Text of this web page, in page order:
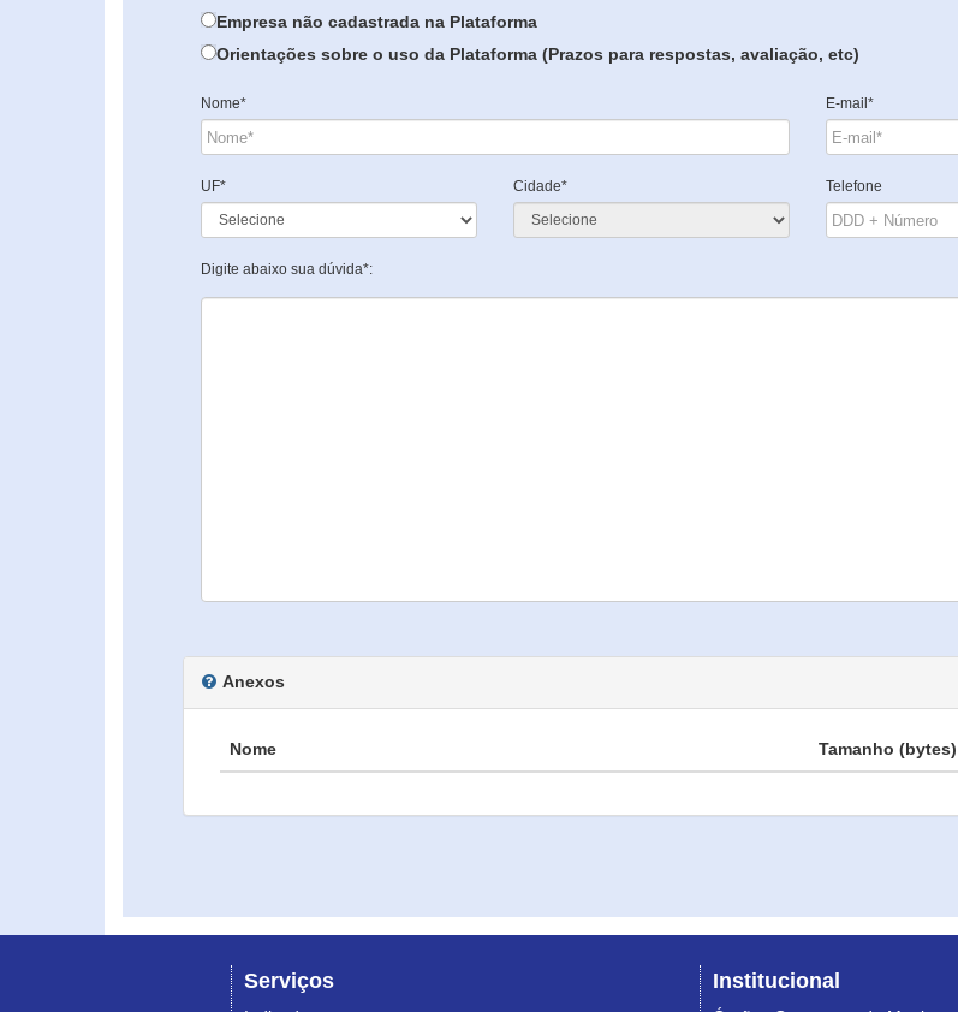
Empresa não cadastrada na Plataforma
Orientações sobre o uso da Plataforma (Prazos para respostas, avaliação, etc)
Nome* E-mail*
UF* Cidade* Telefone
Digite abaixo sua dúvida*:
Anexos
Nome Tamanho (bytes)
Serviços Institucional